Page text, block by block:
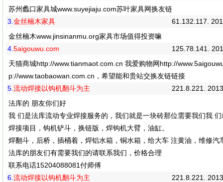
苏州蠡口家具城www.suyejiaju.com苏叶家具网换友链
3. 金丝楠木家具
61.132.117.
金丝楠木www.jinsinanmu.org家具市场值得投资嘛
4. 5aigouwu.com
125.78.141.
天猫商城http://www.tianmaot.com.cn 我爱购物网http://
p://www.taobaowan.com.cn，希望能和贵站交换友链链接
5. 流动焊接以钩机翻斗为主
221.8.221.
法库的 朋友你们好
我 们是法库流动专业焊接服务的，我们就是一块砖那位需要我们我
焊接项目，钩机铲斗，换链版，焊钩机大臂，油缸。
焊翻斗，后桥，插桶着，焊铝水箱，铜水箱，给大车 注黄油，维修汽
法库的朋友们有需要我们的请联系我们，价格合理
联系电话15204088081付师傅
6. 流动焊接以钩机翻斗为主
221.8.221.